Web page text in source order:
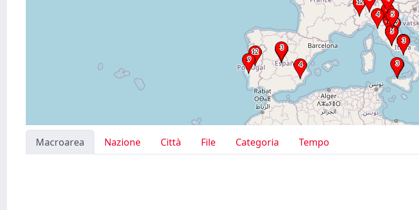
Macroarea Nazione Città File Categoria
Tempo